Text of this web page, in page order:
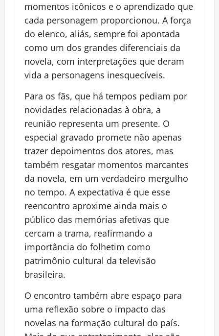
momentos icônicos e o aprendizado que
cada personagem proporcionou. A força
do elenco, aliás, sempre foi apontada
como um dos grandes diferenciais da
novela, com interpretações que deram
vida a personagens inesquecíveis.
Para os fãs, que há tempos pediam por
novidades relacionadas à obra, a
reunião representa um presente. O
especial gravado promete não apenas
trazer depoimentos dos atores, mas
também resgatar momentos marcantes
da novela, em um verdadeiro mergulho
no tempo. A expectativa é que esse
reencontro aproxime ainda mais o
público das memórias afetivas que
cercam a trama, reafirmando a
importância do folhetim como
patrimônio cultural da televisão
brasileira.
O encontro também abre espaço para
uma reflexão sobre o impacto das
novelas na formação cultural do país.